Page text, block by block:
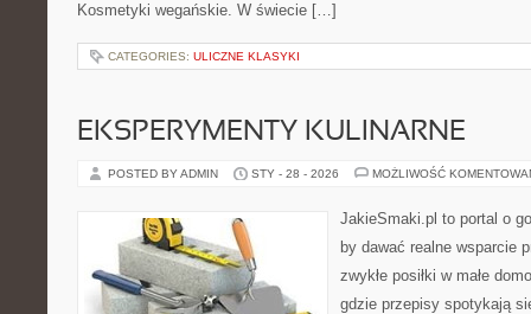
Kosmetyki wegańskie. W świecie […]
CATEGORIES: ULICZNE KLASYKI
EKSPERYMENTY KULINARNE
POSTED BY ADMIN STY - 28 - 2026 MOŻLIWOŚĆ
JakieSmaki.pl to portal o
by dawać realne wsparcie
zwykłe posiłki w małe
gdzie przepisy spotykają